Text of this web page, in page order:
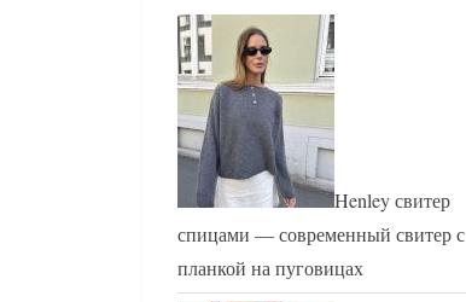
Henley свитер
спицами — современный свитер с
планкой на пуговицах